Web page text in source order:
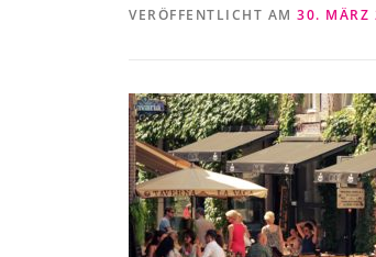
VERÖFFENTLICHT AM 30. MÄRZ